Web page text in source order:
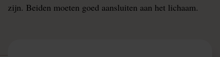
zijn. Beiden moeten goed aansluiten aan het lichaam.